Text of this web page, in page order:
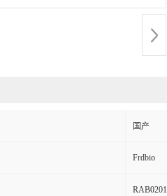
国产
Frdbio
RAB0201